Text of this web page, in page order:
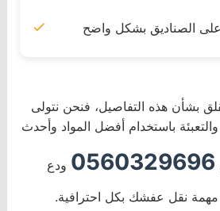
على الصناديق بشكل واضح
بشأن هذه التفاصيل، فنحن نتولى
باستخدام أفضل المواد وأحدث
0560329696 ودع
مهمة نقل عفشك بكل احترافية.